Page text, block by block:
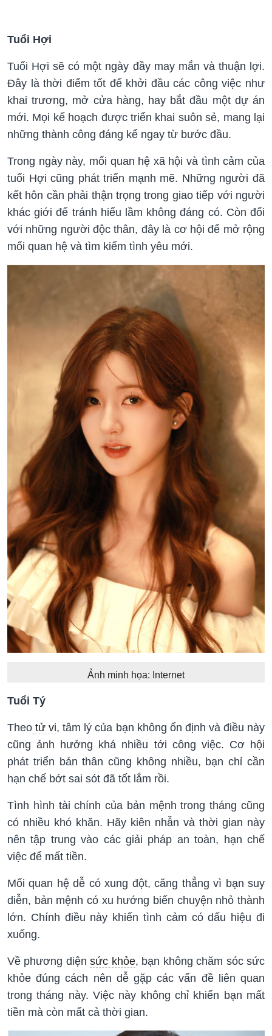
Tuổi Hợi
Tuổi Hợi sẽ có một ngày đầy may mắn và thuận lợi.
Đây là thời điểm tốt để khởi đầu các công việc như
khai trương, mở cửa hàng, hay bắt đầu một dự án
mới. Mọi kế hoạch được triển khai suôn sẻ, mang lại
những thành công đáng kể ngay từ bước đầu.
Trong ngày này, mối quan hệ xã hội và tình cảm của
tuổi Hợi cũng phát triển mạnh mẽ. Những người đã
kết hôn cần phải thận trọng trong giao tiếp với người
khác giới để tránh hiểu lầm không đáng có. Còn đối
với những người độc thân, đây là cơ hội để mở rộng
mối quan hệ và tìm kiếm tình yêu mới.
Ảnh minh họa: Internet
Tuổi Tý
Theo tử vi, tâm lý của bạn không ổn định và điều này
cũng ảnh hưởng khá nhiều tới công việc. Cơ hội
phát triển bản thân cũng không nhiều, bạn chỉ cần
hạn chế bớt sai sót đã tốt lắm rồi.
Tình hình tài chính của bản mệnh trong tháng cũng
có nhiều khó khăn. Hãy kiên nhẫn và thời gian này
nên tập trung vào các giải pháp an toàn, hạn chế
việc để mất tiền.
Mối quan hệ dễ có xung đột, căng thẳng vì bạn suy
diễn, bản mệnh có xu hướng biến chuyện nhỏ thành
lớn. Chính điều này khiến tình cảm có dấu hiệu đi
xuống.
Về phương diệnsức khỏe, bạn không chăm sóc sức
khỏe đúng cách nên dễ gặp các vấn đề liên quan
trong tháng này. Việc này không chỉ khiến bạn mất
tiền mà còn mất cả thời gian.